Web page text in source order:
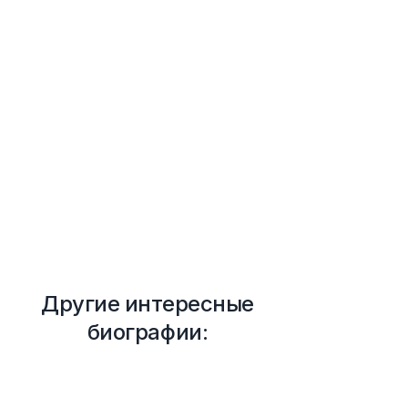
Другие интересные
биографии: